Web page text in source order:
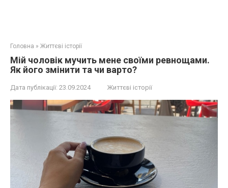
Головна » Життєві історії
Мій чоловік мучить мене своїми ревнощами.
Як його змінити та чи варто?
Дата публікації: 23.09.2024 Життєві історії